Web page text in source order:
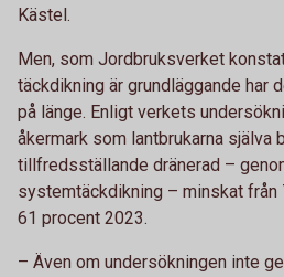
Kästel.
Men, som Jordbruksverket
täckdikning är grund­läggande har
på länge. Enligt verkets
åkermark som lantbrukarna själva
tillfredsställande dränerad –
systemtäckdikning – minskat
61 procent 2023.
– Även om undersökningen inte